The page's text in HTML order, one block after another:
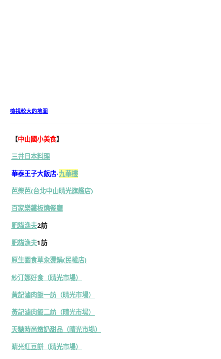
檢視較大的地圖
【中山國小美食】
三井日本料理
華泰王子大飯店-九華樓
芭樂芭(台北中山晴光旗艦店)
百家樂鐵板燒餐廳
肥貓漁夫2訪
肥貓漁夫1訪
原生園食草汆燙鍋(民權店)
紗汀娜好食（晴光市場）
黃記滷肉飯一訪（晴光市場）
黃記滷肉飯二訪（晴光市場）
天糖時尚燉奶甜品（晴光市場）
晴光紅豆餅（晴光市場）